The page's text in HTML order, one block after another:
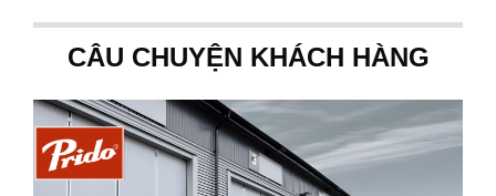
CÂU CHUYỆN KHÁCH HÀNG